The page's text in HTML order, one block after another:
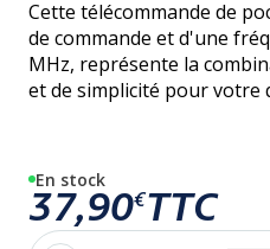
Cette télécommande de
de commande et d'une
MHz, représente la
et de simplicité pour votre
En stock
37,90€TTC